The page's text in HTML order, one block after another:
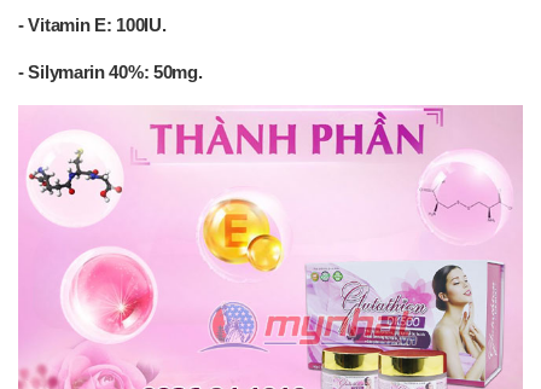
- Vitamin E: 100IU.
- Silymarin 40%: 50mg.